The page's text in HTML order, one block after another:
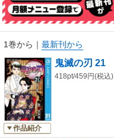
1巻から ｜ 最新刊から
作品紹介
鬼滅の刃 21
418pt/459円(税込)